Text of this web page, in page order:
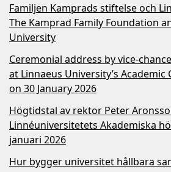
Familjen Kamprads stiftelse och
The Kamprad Family Foundation
University
Ceremonial address by vice-
at Linnaeus University’s Academic
on 30 January 2026
Högtidstal av rektor Peter
Linnéuniversitetets Akademiska
januari 2026
Hur bygger universitet hållbara